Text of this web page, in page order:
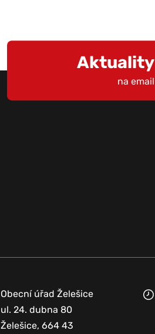
Aktuality
na email
Obecní úřad Želešice
ul. 24. dubna 80
Želešice, 664 43